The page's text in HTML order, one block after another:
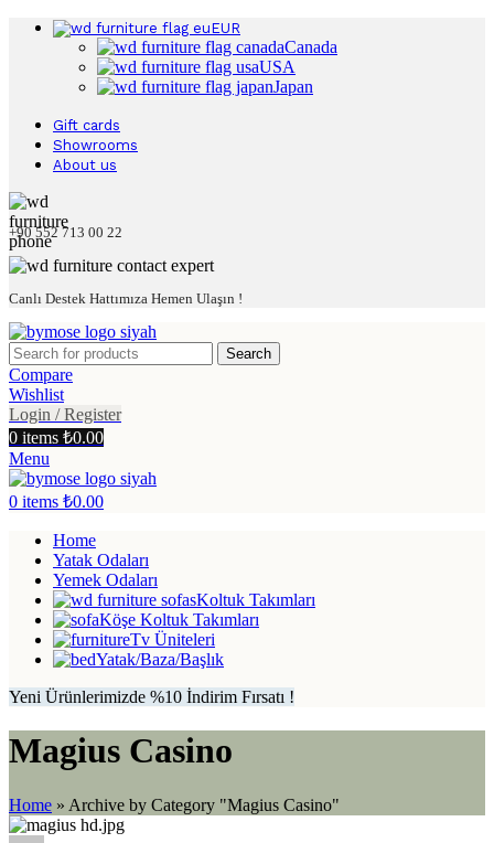
EUR
Canada
USA
Japan
Gift cards
Showrooms
About us
+90 552 713 00 22
Canlı Destek Hattımıza Hemen Ulaşın !
Search
Compare
Wishlist
Login / Register
0 items ₺0.00
Menu
0 items ₺0.00
Home
Yatak Odaları
Yemek Odaları
Koltuk Takımları
Köşe Koltuk Takımları
Tv Üniteleri
Yatak/Baza/Başlık
Yeni Ürünlerimizde %10 İndirim Fırsatı !
Magius Casino
Home » Archive by Category "Magius Casino"